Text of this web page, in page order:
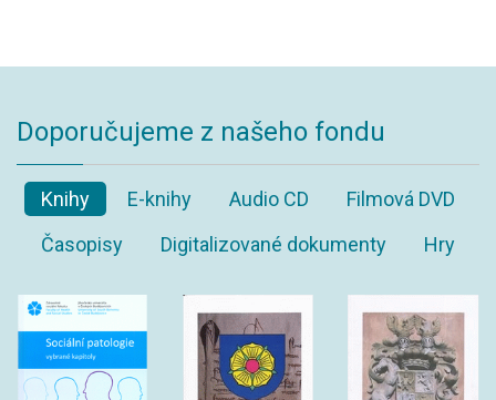
Doporučujeme z našeho fondu
Knihy E-knihy Audio CD
Filmová DVD
Časopisy
Digitalizované dokumenty Hry